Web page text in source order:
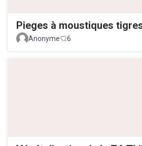
Pieges à moustiques
Anonyme
6